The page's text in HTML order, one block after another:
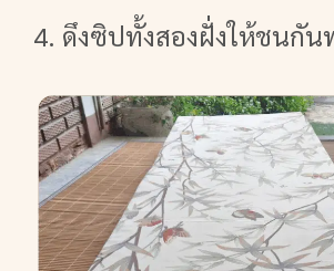
4. ดึงซิปทั้งสองฝั่งให้ชนกัน